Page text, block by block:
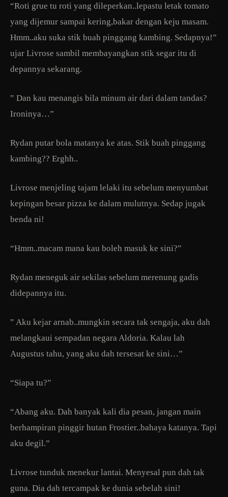
“Roti grue tu roti yang dileperkan..lepastu letak tomato
yang dijemur sampai kering,bakar dengan keju masam.
Hmm..aku suka stik buah pinggang kambing. Sedapnya!”
ujar Livrose sambil membayangkan stik segar itu di
depannya sekarang.
” Dan kau menangis bila minum air dari dalam tandas?
Ironinya…”
Rydan putar bola matanya ke atas. Stik buah pinggang
kambing?? Erghh..
Livrose menjeling tajam lelaki itu sebelum menyumbat
kepingan besar pizza ke dalam mulutnya. Sedap jugak
benda ni!
“Hmm..macam mana kau boleh masuk ke sini?”
Rydan meneguk air sekilas sebelum merenung gadis
didepannya itu.
” Aku kejar arnab..mungkin secara tak sengaja, aku dah
melangkaui sempadan negara Aldoria. Kalau lah
Augustus tahu, yang aku dah tersesat ke sini…”
“Siapa tu?”
“Abang aku. Dah banyak kali dia pesan, jangan main
berhampiran pinggir hutan Frostier..bahaya katanya. Tapi
aku degil.”
Livrose tunduk menekur lantai. Menyesal pun dah tak
guna. Dia dah tercampak ke dunia sebelah sini!